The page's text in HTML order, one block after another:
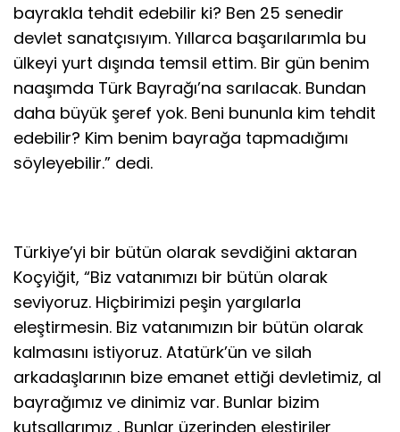
bayrakla tehdit edebilir ki? Ben 25 senedir
devlet sanatçısıyım. Yıllarca başarılarımla bu
ülkeyi yurt dışında temsil ettim. Bir gün benim
naaşımda Türk Bayrağı’na sarılacak. Bundan
daha büyük şeref yok. Beni bununla kim tehdit
edebilir? Kim benim bayrağa tapmadığımı
söyleyebilir.” dedi.
Türkiye’yi bir bütün olarak sevdiğini aktaran
Koçyiğit, “Biz vatanımızı bir bütün olarak
seviyoruz. Hiçbirimizi peşin yargılarla
eleştirmesin. Biz vatanımızın bir bütün olarak
kalmasını istiyoruz. Atatürk’ün ve silah
arkadaşlarının bize emanet ettiği devletimiz, al
bayrağımız ve dinimiz var. Bunlar bizim
kutsallarımız . Bunlar üzerinden eleştiriler